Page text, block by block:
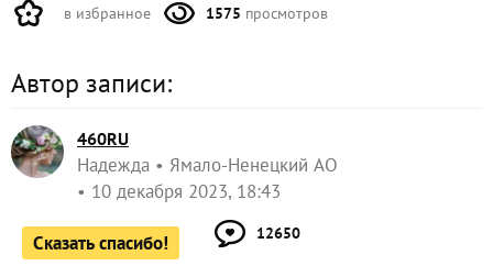
в избранное 1575
Автор записи:
460RU
Надежда
Ямало-Ненецкий АО
10 декабря 2023, 18:43
Сказать спасибо! 12650